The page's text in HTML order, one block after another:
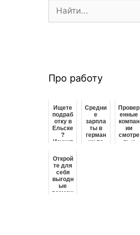
Про работу
Ищете
подраб
отку в
Ельске
?
Изучит
вариан
ты
здесь
Средни
е
зарпла
ты в
герман
ии по
Провер
енные
компан
ии
смотре
ть и
Открой
те для
себя
выгодн
ые
возмож